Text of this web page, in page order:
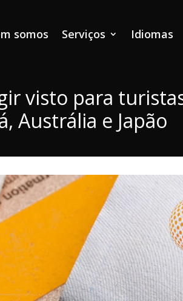
somos Serviços Idiomas
visto para
Austrália e Japão